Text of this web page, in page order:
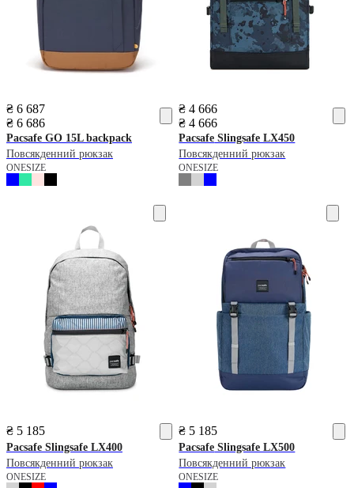
₴ 6 687
₴ 6 686
Pacsafe GO 15L backpack
Повсякденний рюкзак
ONESIZE
₴ 4 666
₴ 4 666
Pacsafe Slingsafe LX450
Повсякденний рюкзак
ONESIZE
₴ 5 185
Pacsafe Slingsafe LX400
Повсякденний рюкзак
ONESIZE
₴ 5 185
Pacsafe Slingsafe LX500
Повсякденний рюкзак
ONESIZE